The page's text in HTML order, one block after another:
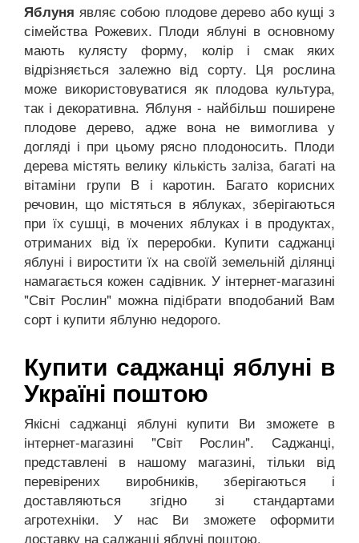
Яблуня являє собою плодове дерево або кущі з
сімейства Рожевих. Плоди яблуні в основному
мають кулясту форму, колір і смак яких
відрізняється залежно від сорту. Ця рослина
може використовуватися як плодова культура,
так і декоративна. Яблуня - найбільш поширене
плодове дерево, адже вона не вимоглива у
догляді і при цьому рясно плодоносить. Плоди
дерева містять велику кількість заліза, багаті на
вітаміни групи В і каротин. Багато корисних
речовин, що містяться в яблуках, зберігаються
при їх сушці, в мочених яблуках і в продуктах,
отриманих від їх переробки. Купити саджанці
яблуні і виростити їх на своїй земельній ділянці
намагається кожен садівник. У інтернет-магазині
"Світ Рослин" можна підібрати вподобаний Вам
сорт і купити яблуню недорого.
Купити саджанці яблуні в
Україні поштою
Якісні саджанці яблуні купити Ви зможете в
інтернет-магазині "Світ Рослин". Саджанці,
представлені в нашому магазині, тільки від
перевірених виробників, зберігаються і
доставляються згідно зі стандартами
агротехніки. У нас Ви зможете оформити
доставку на саджанці яблуні поштою.